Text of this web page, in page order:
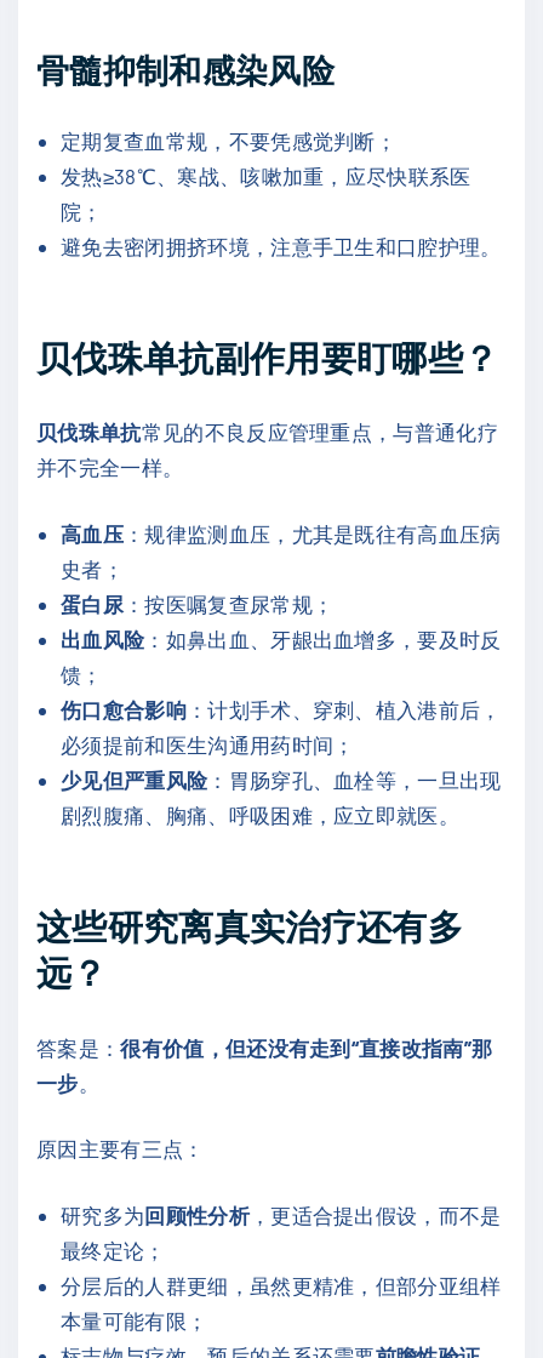
骨髓抑制和感染风险
定期复查血常规，不要凭感觉判断；
发热≥38℃、寒战、咳嗽加重，应尽快联系医
院；
避免去密闭拥挤环境，注意手卫生和口腔护理。
贝伐珠单抗副作用要盯哪些？
贝伐珠单抗常见的不良反应管理重点，与普通化疗
并不完全一样。
高血压：规律监测血压，尤其是既往有高血压病
史者；
蛋白尿 ：按医嘱复查尿常规；
出血风险：如鼻出血、牙龈出血增多，要及时反
馈；
伤口愈合影响：计划手术、穿刺、植入港前后，
必须提前和医生沟通用药时间；
少见但严重风险：胃肠穿孔、血栓等，一旦出现
剧烈腹痛、胸痛、呼吸困难，应立即就医。
这些研究离真实治疗还有多
远？
答案是：很有价值，但还没有走到“直接改指南”那
一步
原因主要有三点：
研究多为回顾性分析，更适合提出假设，而不是
最终定论；
分层后的人群更细，虽然更精准，但部分亚组样
本量可能有限；